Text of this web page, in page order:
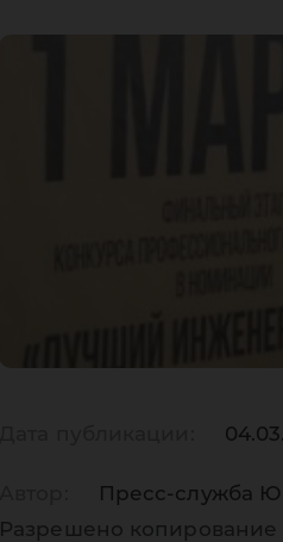
Пресс-служба
Разрешено копирование